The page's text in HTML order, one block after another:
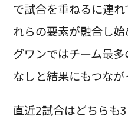
で試合を重ねるに連
れらの要素が融合し
グワンではチーム最
なしと結果にもつなが
直近2試合はどちらも